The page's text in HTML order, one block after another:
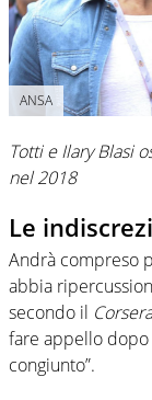
ANSA
Totti e Ilary Blasi
nel 2018
Le
Andrà compreso
abbia
secondo il Corsera
fare appello dopo
congiunto”.